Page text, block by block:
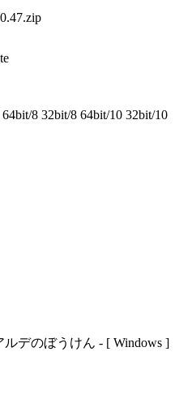
8 32bit/8 64bit/10 32bit/10
デのぼうけん - [ Windows ]